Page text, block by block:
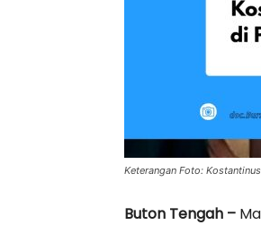
Keterangan Foto:
Buton Tengah –